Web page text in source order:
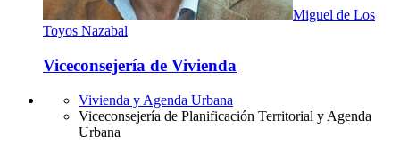
Miguel de Los
Toyos Nazabal
Viceconsejería de Vivienda
Vivienda y Agenda Urbana
Viceconsejería de Planificación Territorial y Agenda
Urbana